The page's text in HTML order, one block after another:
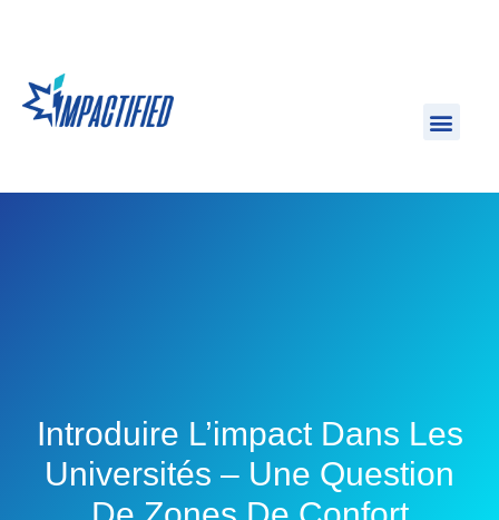
Introduire L’impact Dans Les
Universités – Une Question